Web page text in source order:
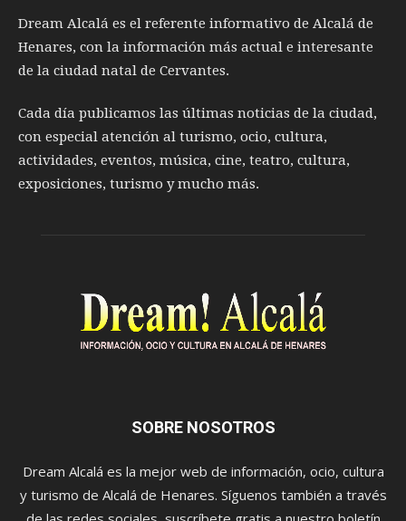
Dream Alcalá es el referente informativo de Alcalá de
Henares, con la información más actual e interesante
de la ciudad natal de Cervantes.
Cada día publicamos las últimas noticias de la ciudad,
con especial atención al turismo, ocio, cultura,
actividades, eventos, música, cine, teatro, cultura,
exposiciones, turismo y mucho más.
SOBRE NOSOTROS
Dream Alcalá es la mejor web de información, ocio, cultura
y turismo de Alcalá de Henares. Síguenos también a través